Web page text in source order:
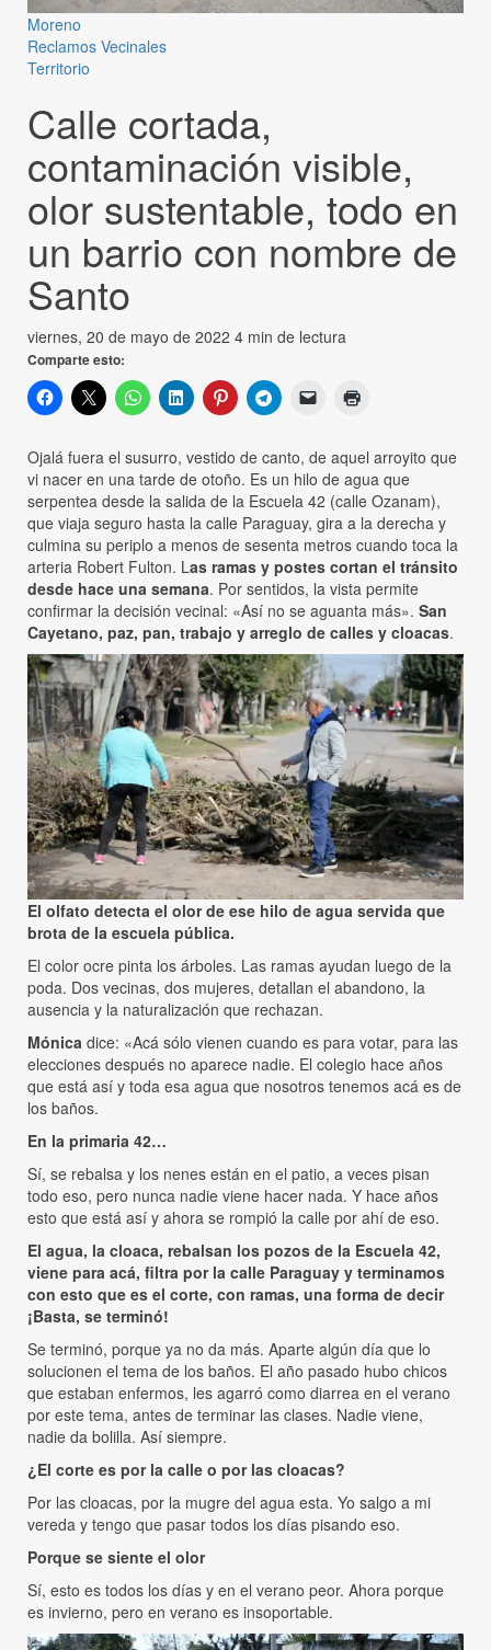
Moreno
Reclamos Vecinales
Territorio
Calle cortada,
contaminación visible,
olor sustentable, todo en
un barrio con nombre de
Santo
viernes, 20 de mayo de 2022 4 min de lectura
Comparte esto:
Ojalá fuera el susurro, vestido de canto, de aquel arroyito que
vi nacer en una tarde de otoño. Es un hilo de agua que
serpentea desde la salida de la Escuela 42 (calle Ozanam),
que viaja seguro hasta la calle Paraguay, gira a la derecha y
culmina su periplo a menos de sesenta metros cuando toca la
arteria Robert Fulton. Las ramas y postes cortan el tránsito
desde hace una semana. Por sentidos, la vista permite
confirmar la decisión vecinal: «Así no se aguanta más». San
Cayetano, paz, pan, trabajo y arreglo de calles y cloacas.
El olfato detecta el olor de ese hilo de agua servida que
brota de la escuela pública.
El color ocre pinta los árboles. Las ramas ayudan luego de la
poda. Dos vecinas, dos mujeres, detallan el abandono, la
ausencia y la naturalización que rechazan.
Mónica dice: «Acá sólo vienen cuando es para votar, para las
elecciones después no aparece nadie. El colegio hace años
que está así y toda esa agua que nosotros tenemos acá es de
los baños.
En la primaria 42…
Sí, se rebalsa y los nenes están en el patio, a veces pisan
todo eso, pero nunca nadie viene hacer nada. Y hace años
esto que está así y ahora se rompió la calle por ahí de eso.
El agua, la cloaca, rebalsan los pozos de la Escuela 42,
viene para acá, filtra por la calle Paraguay y terminamos
con esto que es el corte, con ramas, una forma de decir
¡Basta, se terminó!
Se terminó, porque ya no da más. Aparte algún día que lo
solucionen el tema de los baños. El año pasado hubo chicos
que estaban enfermos, les agarró como diarrea en el verano
por este tema, antes de terminar las clases. Nadie viene,
nadie da bolilla. Así siempre.
¿El corte es por la calle o por las cloacas?
Por las cloacas, por la mugre del agua esta. Yo salgo a mi
vereda y tengo que pasar todos los días pisando eso.
Porque se siente el olor
Sí, esto es todos los días y en el verano peor. Ahora porque
es invierno, pero en verano es insoportable.